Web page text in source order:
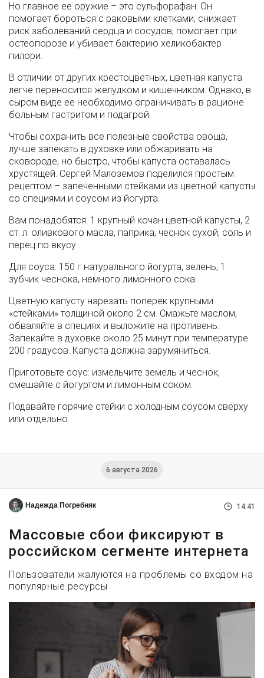
Но главное ее оружие – это сульфорафан. Он
помогает бороться с раковыми клетками, снижает
риск заболеваний сердца и сосудов, помогает при
остеопорозе и убивает бактерию хеликобактер
пилори.
В отличии от других крестоцветных, цветная капуста
легче переносится желудком и кишечником. Однако, в
сыром виде ее необходимо ограничивать в рационе
больным гастритом и подагрой.
Чтобы сохранить все полезные свойства овоща,
лучше запекать в духовке или обжаривать на
сковороде, но быстро, чтобы капуста оставалась
хрустящей. Сергей Малоземов поделился простым
рецептом – запеченными стейками из цветной капусты
со специями и соусом из йогурта.
Вам понадобятся: 1 крупный кочан цветной капусты, 2
ст. л. оливкового масла, паприка, чеснок сухой, соль и
перец по вкусу
Для соуса: 150 г натурального йогурта, зелень, 1
зубчик чеснока, немного лимонного сока.
Цветную капусту нарезать поперек крупными
«стейками» толщиной около 2 см. Смажьте маслом,
обваляйте в специях и выложите на противень.
Запекайте в духовке около 25 минут при температуре
200 градусов. Капуста должна зарумяниться.
Приготовьте соус: измельчите земель и чеснок,
смешайте с йогуртом и лимонным соком.
Подавайте горячие стейки с холодным соусом сверху
или отдельно.
6 августа 2026
Надежда Погребняк 14:41
Массовые сбои фиксируют в
российском сегменте интернета
Пользователи жалуются на проблемы со входом на
популярные ресурсы